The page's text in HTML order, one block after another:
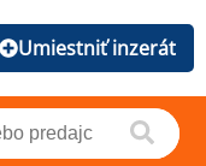
Umiestniť inzerát